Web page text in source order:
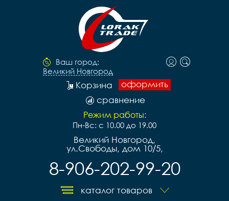
Ваш город:
Великий Новгород
оформить
Корзина
сравнение
Режим работы:
Пн-Вс: с 10.00 до 19.00
Великий Новгород,
ул.Свободы, дом 10/5,
8-906-202-99-20
каталог товаров